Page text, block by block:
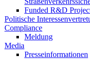
Funded R&D
Politische
Compliance
Meldung
Media
Presseinformationen